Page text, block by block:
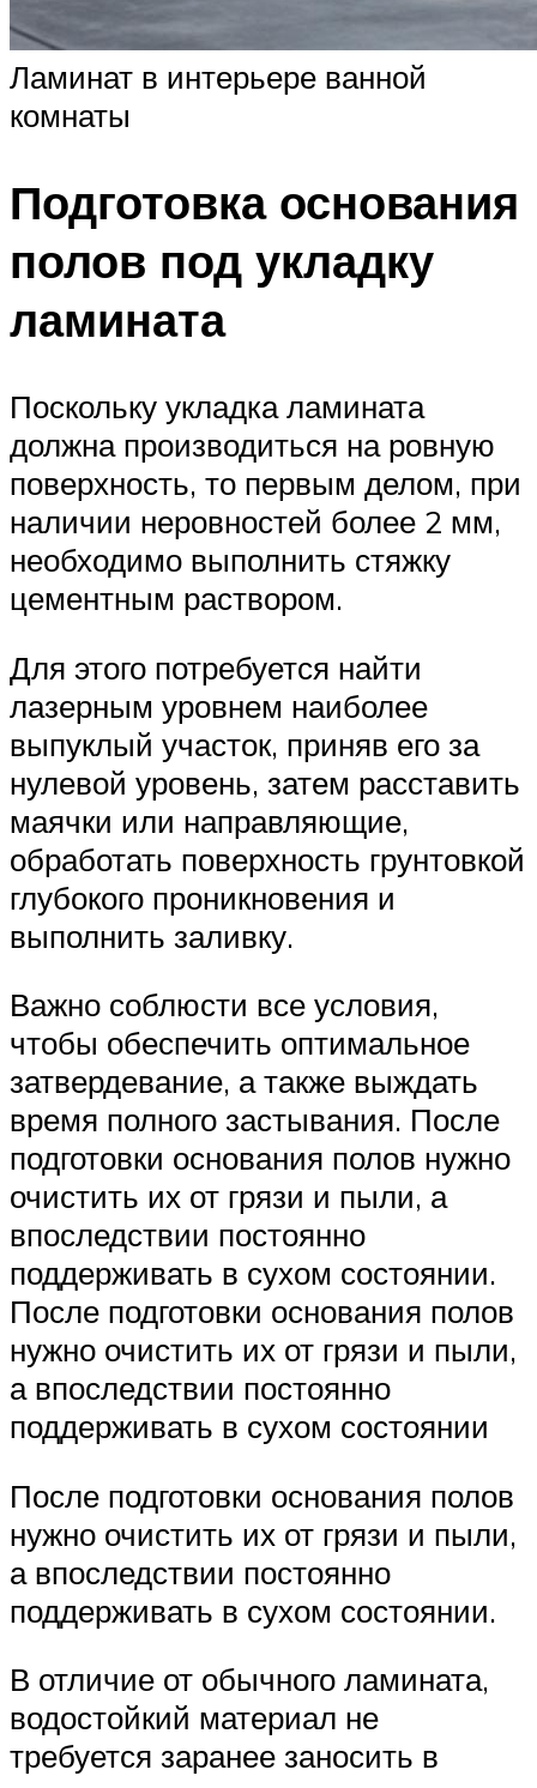
Ламинат в интерьере ванной
комнаты
Подготовка основания
полов под укладку
ламината
Поскольку укладка ламината
должна производиться на ровную
поверхность, то первым делом, при
наличии неровностей более 2 мм,
необходимо выполнить стяжку
цементным раствором.
Для этого потребуется найти
лазерным уровнем наиболее
выпуклый участок, приняв его за
нулевой уровень, затем расставить
маячки или направляющие,
обработать поверхность грунтовкой
глубокого проникновения и
выполнить заливку.
Важно соблюсти все условия,
чтобы обеспечить оптимальное
затвердевание, а также выждать
время полного застывания. После
подготовки основания полов нужно
очистить их от грязи и пыли, а
впоследствии постоянно
поддерживать в сухом состоянии.
После подготовки основания полов
нужно очистить их от грязи и пыли,
а впоследствии постоянно
поддерживать в сухом состоянии
После подготовки основания полов
нужно очистить их от грязи и пыли,
а впоследствии постоянно
поддерживать в сухом состоянии.
В отличие от обычного ламината,
водостойкий материал не
требуется заранее заносить в